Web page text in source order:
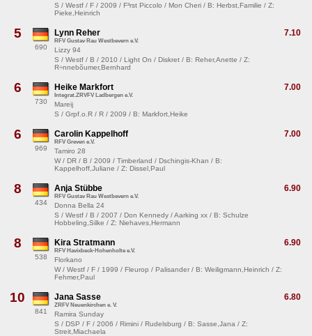
S / Westf / F / 2009 / F³rst Piccolo / Mon Cheri / B: Herbst,Familie / Z:
Pieke,Heinrich
5
690
7.10
Lynn Reher
RFV Gustav Rau Westbevern e.V.
Lizzy 94
S / Westf / B / 2010 / Light On / Diskret / B: Reher,Anette / Z:
R÷nnebõumer,Bernhard
6
730
7.00
Heike Markfort
Integrat.ZRVFV Ladbergen e.V.
Mareij
S / Grpf.o.R / R / 2009 / B: Markfort,Heike
6
969
7.00
Carolin Kappelhoff
RFV Greven e.V.
Tamiro 28
W / DR / B / 2009 / Timberland / Dschingis-Khan / B:
Kappelhoff,Juliane / Z: Dissel,Paul
8
434
6.90
Anja Stübbe
RFV Gustav Rau Westbevern e.V.
Donna Bella 24
S / Westf / B / 2007 / Don Kennedy / Aarking xx / B: Schulze
Hobbeling,Silke / Z: Niehaves,Hermann
8
538
6.90
Kira Stratmann
RFV Havixbeck-Hohenholte e.V.
Florkano
W / Westf / F / 1999 / Fleurop / Palisander / B: Weiligmann,Heinrich / Z:
Fehmer,Paul
10
841
6.80
Jana Sasse
ZRFV Neuenkirchen e. V.
Ramira Sunday
S / DSP / F / 2006 / Rimini / Rudelsburg / B: Sasse,Jana / Z:
Streit,Miachaela